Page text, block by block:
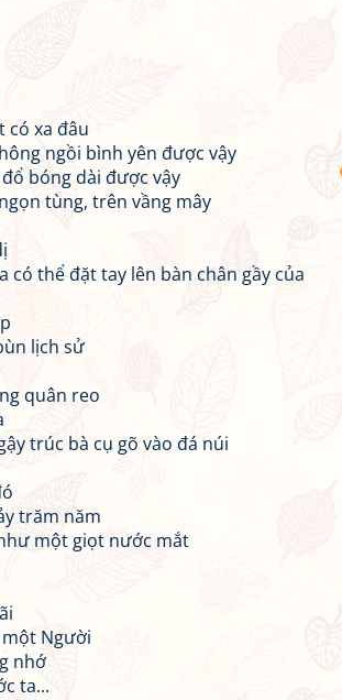
có xa đâu
ngồi bình yên được vậy
bóng dài được vậy
tùng, trên vầng mây
có thể đặt tay lên bàn chân gầy của
lịch sử
quân reo
trúc bà cụ gõ vào đá núi
trăm năm
một giọt nước mắt
Người
nhớ
ta...